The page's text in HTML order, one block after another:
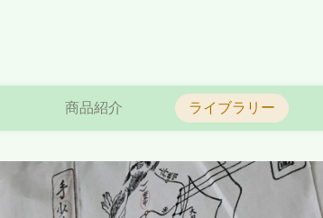
商品紹介 ライブラリー